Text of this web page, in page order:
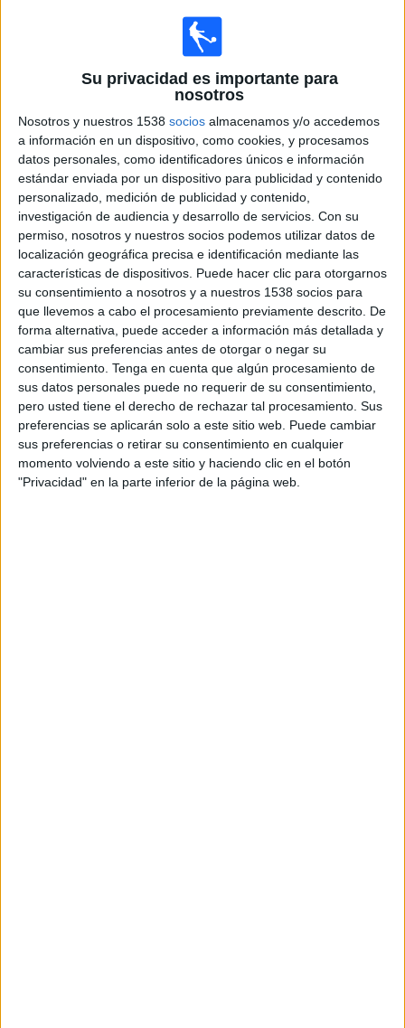
Su privacidad es importante para
nosotros
Nosotros y nuestros 1538 socios almacenamos y/o accedemos
a información en un dispositivo, como cookies, y procesamos
datos personales, como identificadores únicos e información
estándar enviada por un dispositivo para publicidad y contenido
personalizado, medición de publicidad y contenido,
investigación de audiencia y desarrollo de servicios. Con su
permiso, nosotros y nuestros socios podemos utilizar datos de
localización geográfica precisa e identificación mediante las
características de dispositivos. Puede hacer clic para otorgarnos
su consentimiento a nosotros y a nuestros 1538 socios para
que llevemos a cabo el procesamiento previamente descrito. De
forma alternativa, puede acceder a información más detallada y
cambiar sus preferencias antes de otorgar o negar su
consentimiento. Tenga en cuenta que algún procesamiento de
sus datos personales puede no requerir de su consentimiento,
pero usted tiene el derecho de rechazar tal procesamiento. Sus
preferencias se aplicarán solo a este sitio web. Puede cambiar
sus preferencias o retirar su consentimiento en cualquier
momento volviendo a este sitio y haciendo clic en el botón
"Privacidad" en la parte inferior de la página web.
National League North
South Shields
DAZN (Ver en directo)
Martes, 28/04/2026
National League North
Scarborough Athletic
Buxton FC
DAZN (Ver en directo)
Martes, 03/03/2026
20:45 National League North
Scarborough Athletic
Hereford
DAZN (Ver en directo)